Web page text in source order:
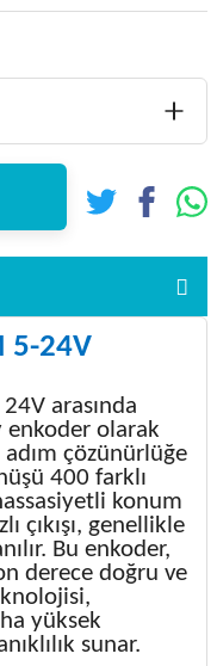
5-24V
arasında
enkoder olarak
çözünürlüğe
400 farklı
konum
çıkışı, genellikle
Bu enkoder,
derece doğru ve
yüksek
sunar.